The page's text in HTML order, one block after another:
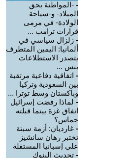
- -المواطنة بحق
الميلاد- و-سياحة
الولادة- في مرمى
قرارات ترامب ...
- زلزال سياسي في
ألمانيا: اليمين المتطرف
يتصدر الاستطلاعات
بنس ...
- اتفاقية دفاعية مرتقبة
بين السعودية وتركيا
وباكستان وسط توترا ...
- لماذا رفضت إسرائيل
اتفاق غزة بينما قبلته
حماس؟
- غارديان: أزمة سبتة
تختبر رهان سانشيز
على إسبانيا المستقلة
- تحديث البنوك